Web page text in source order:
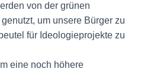
von der grünen
um unsere Bürger zu
für Ideologieprojekte zu
eine noch höhere